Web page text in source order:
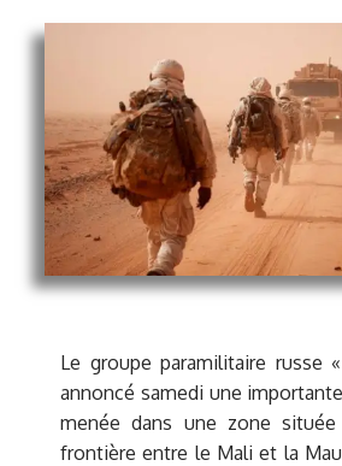
Le groupe paramilitaire russe
annoncé samedi une
menée dans une zone
frontière entre le Mali et la